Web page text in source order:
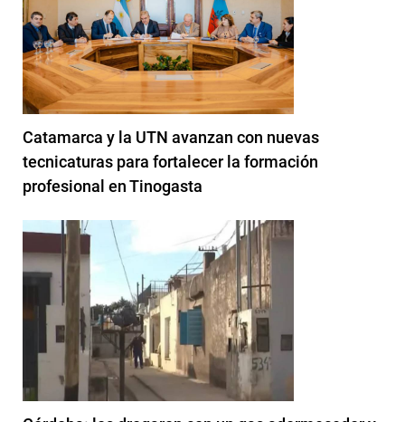
Catamarca y la UTN avanzan con nuevas
tecnicaturas para fortalecer la formación
profesional en Tinogasta